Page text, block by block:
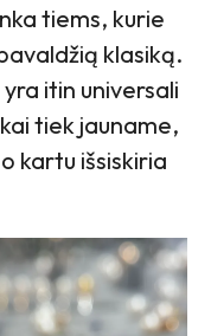
tiems, kurie
klasiką.
itin universali
tiek jauname,
kartu išsiskiria